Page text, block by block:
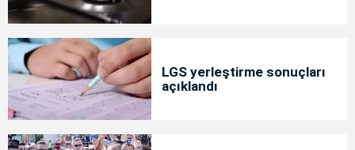
LGS yerleştirme sonuçları
açıklandı